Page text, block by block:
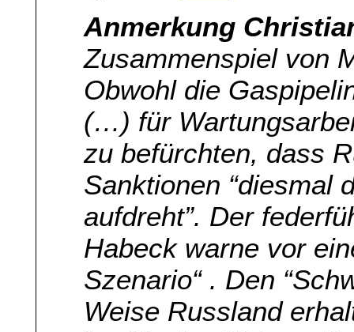
Anmerkung
Zusammenspiel von
Obwohl die
(…) für
zu befürchten, dass
Sanktionen “diesmal
aufdreht”. Der
Habeck warne vor
Szenario“ . Den
Weise Russland